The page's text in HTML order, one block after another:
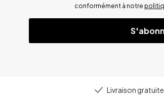
conformément à notre
Livraison